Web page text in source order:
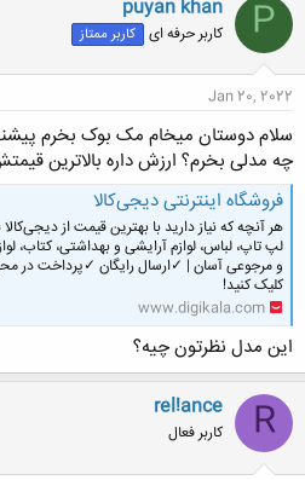
P
puyan khan
کاربر حرفه ای کاربر ممتاز
Jan 20, 2022
سلام دوستان میخام مک بوک بخرم
چه مدلی بخرم؟ ارزش داره بالاترین
فروشگاه اینترنتی دیجی‌کالا
هر آنچه که نیاز دارید با بهترین قیمت از
لپ تاپ، لباس، لوازم آرایشی و بهداشتی، کتاب،
و مرجوعی آسان | ✓ارسال رايگان ✓پرداخت در
کلیک کنید!
www.digikala.com
این مدل نظرتون چیه؟
R
rel!ance
کاربر فعال